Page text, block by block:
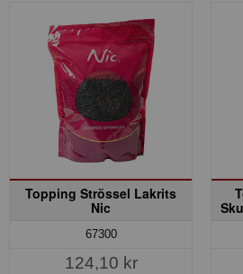
Topping Strössel Lakrits
Nic
67300
124,10 kr